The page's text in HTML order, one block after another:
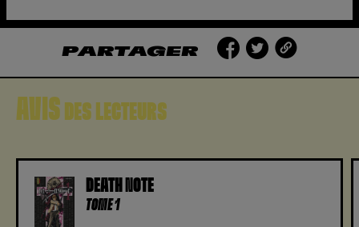
PARTAGER
AVIS DES LECTEURS
DEATH NOTE
TOME 1